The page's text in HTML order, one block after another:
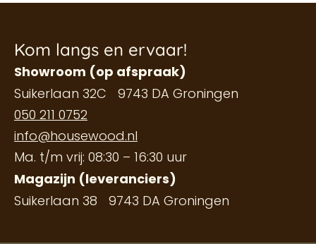
Kom langs en ervaar!
Showroom (op afspraak)
Suikerlaan 32C 9743 DA Groningen
050 211 0752
info@housewood.nl
Ma. t/m vrij: 08:30 – 16:30 uur
Magazijn (leveranciers)
Suikerlaan 38 9743 DA Groningen